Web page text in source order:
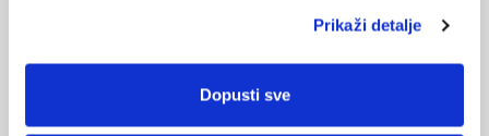
Prikaži detalje
Dopusti sve